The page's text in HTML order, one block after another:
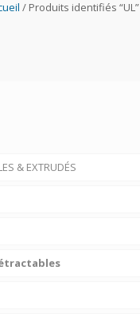
/ Produits identifiés “UL”
& EXTRUDÉS